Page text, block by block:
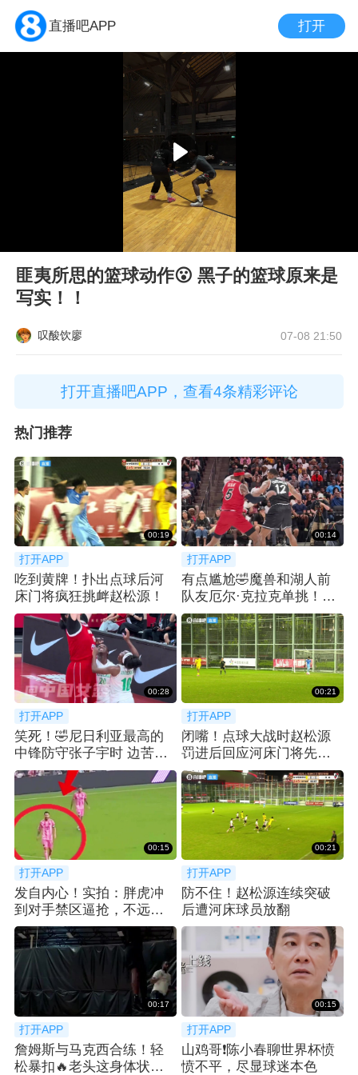
直播吧APP 打开
匪夷所思的篮球动作😮 黑子的篮球原来是
写实！！
叹酸饮廖 07-08 21:50
打开直播吧APP，查看4条精彩评论
热门推荐
00:19
打开APP
吃到黄牌！扑出点球后河
床门将疯狂挑衅赵松源！
00:14
打开APP
有点尴尬🤣魔兽和湖人前
队友厄尔·克拉克单挑！吃
了个大帽！
00:28
打开APP
笑死！🤣尼日利亚最高的
中锋防守张子宇时 边苦笑
边弃防
00:21
打开APP
闭嘴！点球大战时赵松源
罚进后回应河床门将先前
的挑衅
00:15
打开APP
发自内心！实拍：胖虎冲
到对手禁区逼抢，不远处
梅西微笑送上掌声
00:21
打开APP
防不住！赵松源连续突破
后遭河床球员放翻
00:17
打开APP
詹姆斯与马克西合练！轻
松暴扣🔥老头这身体状态
00:15
打开APP
山鸡哥❗️陈小春聊世界杯愤
愤不平，尽显球迷本色